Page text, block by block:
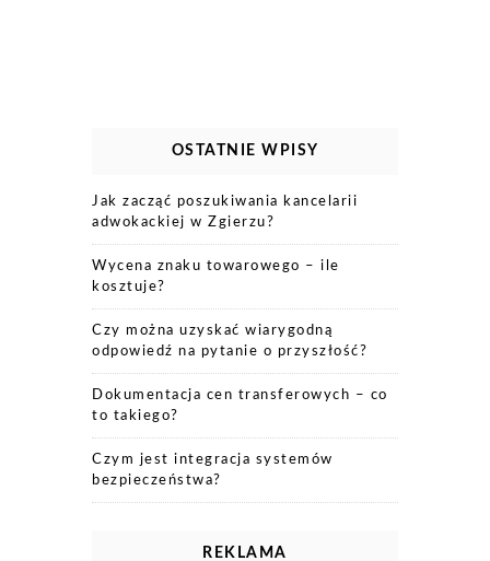
OSTATNIE WPISY
Jak zacząć poszukiwania kancelarii
adwokackiej w Zgierzu?
Wycena znaku towarowego – ile
kosztuje?
Czy można uzyskać wiarygodną
odpowiedź na pytanie o przyszłość?
Dokumentacja cen transferowych – co
to takiego?
Czym jest integracja systemów
bezpieczeństwa?
REKLAMA